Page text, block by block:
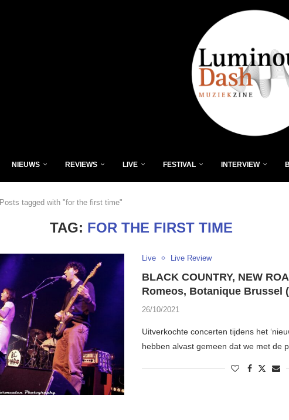
NIEUWS REVIEWS LIVE FESTIVAL INTERVIEW
Posts tagged with "for the first time"
TAG: FOR THE FIRST TIME
Live Live Review
BLACK COUNTRY, NEW
Romeos, Botanique Brussel
26/10/2021
Uitverkochte concerten tijdens het
hebben alvast gemeen dat we met de